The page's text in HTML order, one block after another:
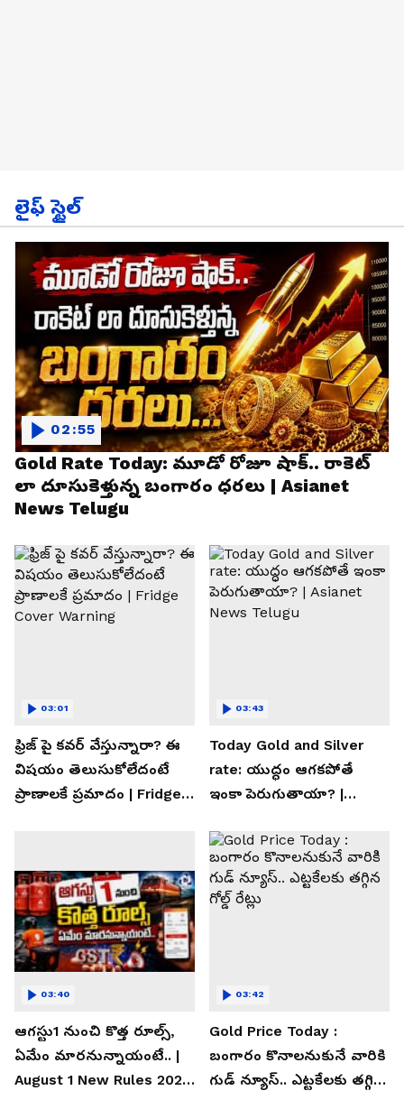
లైఫ్ స్టైల్
Gold Rate Today: మూడో రోజూ షాక్.. రాకెట్
లా దూసుకెళ్తున్న బంగారం ధరలు | Asianet
News Telugu
02:55
ఫ్రిజ్ పై కవర్ వేస్తున్నారా? ఈ
విషయం తెలుసుకోలేదంటే
ప్రాణాలకే ప్రమాదం | Fridge
03:01
Today Gold and Silver
rate: యుద్ధం ఆగకపోతే
ఇంకా పెరుగుతాయా? |
03:43
ఆగస్టు1 నుంచి కొత్త రూల్స్,
ఏమేం మారనున్నాయంటే.. |
August 1 New Rules 2026
03:40
Gold Price Today :
బంగారం కొనాలనుకునే వారికి
గుడ్ న్యూస్.. ఎట్టకేలకు తగ్గిన
03:42